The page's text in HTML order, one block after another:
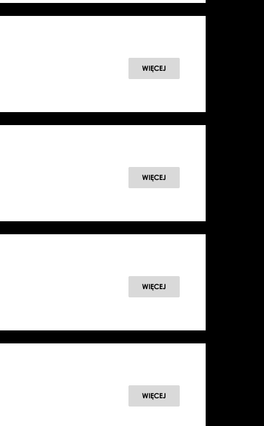
WIĘCEJ
WIĘCEJ
WIĘCEJ
WIĘCEJ